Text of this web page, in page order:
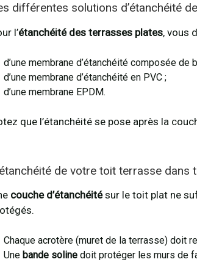
différentes solutions d’étanchéité
l’étanchéité des terrasses plates, vous
d’une membrane d’étanchéité composée de
d’une membrane d’étanchéité en PVC ;
d’une membrane EPDM.
que l’étanchéité se pose après la
de votre toit terrasse dans
couche d’étanchéitésur le toit plat ne
Chaque acrotère (muret de la terrasse) doit
Une bande soline doit protéger les murs de